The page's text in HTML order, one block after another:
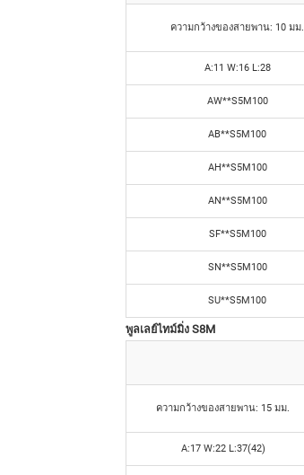
ความกว้างของสายพาน: 10 มม.
A:11 W:16 L:28
AW**S5M100
AB**S5M100
AH**S5M100
AN**S5M100
SF**S5M100
SN**S5M100
SU**S5M100
พูลเลย์ไทม์มิ่ง S8M
ความกว้างของสายพาน: 15 มม.
A:17 W:22 L:37(42)